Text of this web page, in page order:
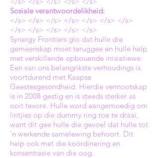
Sosiale verantwoordelikheid:
</s> </s> </s> </s> </s> </s> </s>
</s> </s> </s> </s> </s>
Synergy Frontiers glo dat hulle die
gemeenskap moet teruggee en hulle help
met verskillende opbouende inisiatiewe.
Een van ons belangrikste verhoudings is
voortdurend met Kaapse
Geestesgesondheid. Hierdie vennootskap
is in 2008 gestig en is steeds sterker as
ooit tevore. Hulle word aangemoedig om
lintjies op die dummy ring toe te draai,
want dit gee hulle die gevoel dat hulle tot
'n werkende samelewing behoort. Dit
help ook met die koördinering en
konsentrasie van die oog.